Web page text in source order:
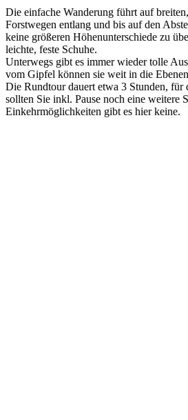
Die einfache Wanderung führt auf
Forstwegen entlang und bis auf den
keine größeren Höhenunterschiede zu
leichte, feste Schuhe.
Unterwegs gibt es immer wieder tolle
vom Gipfel können sie weit in die
Die Rundtour dauert etwa 3 Stunden, für
sollten Sie inkl. Pause noch eine weitere
Einkehrmöglichkeiten gibt es hier keine.